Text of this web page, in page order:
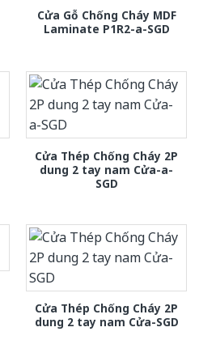
Cửa Gỗ Chống Cháy MDF
Laminate P1R2-a-SGD
Cửa Thép Chống Cháy 2P
dung 2 tay nam Cửa-a-
SGD
Cửa Thép Chống Cháy 2P
dung 2 tay nam Cửa-SGD